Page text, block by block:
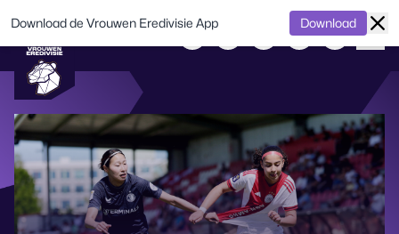
Download de Vrouwen Eredivisie App Download